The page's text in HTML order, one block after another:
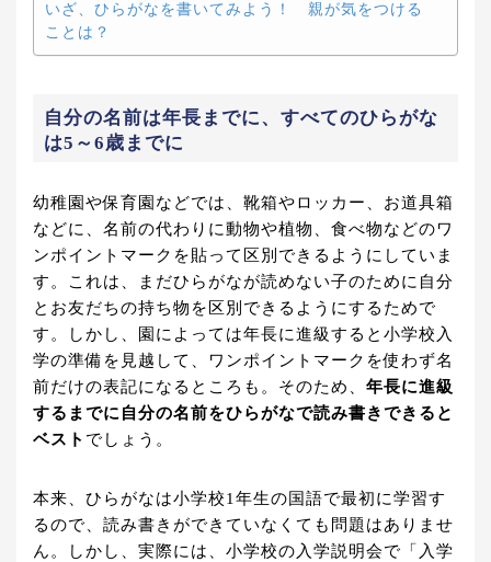
いざ、ひらがなを書いてみよう！ 親が気をつける
ことは？
自分の名前は年長までに、すべてのひらがな
は5～6歳までに
幼稚園や保育園などでは、靴箱やロッカー、お道具箱
などに、名前の代わりに動物や植物、食べ物などのワ
ンポイントマークを貼って区別できるようにしていま
す。これは、まだひらがなが読めない子のために自分
とお友だちの持ち物を区別できるようにするためで
す。しかし、園によっては年長に進級すると小学校入
学の準備を見越して、ワンポイントマークを使わず名
前だけの表記になるところも。そのため、 年長に進級
するまでに自分の名前をひらがなで読み書きできると
ベスト でしょう。
本来、ひらがなは小学校1年生の国語で最初に学習す
るので、読み書きができていなくても問題はありませ
ん。しかし、実際には、小学校の入学説明会で「入学